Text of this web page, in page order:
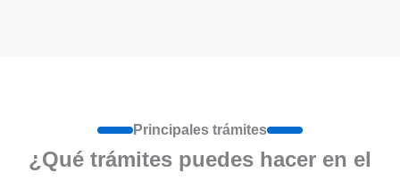
Principales trámites
¿Qué trámites puedes hacer en el